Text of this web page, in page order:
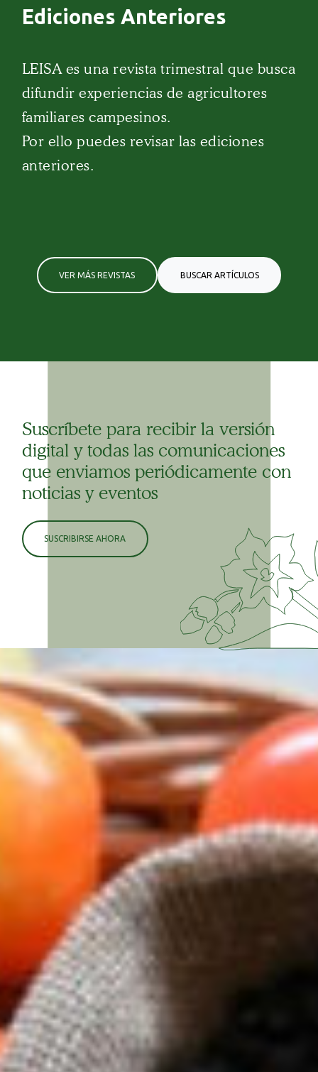
Ediciones Anteriores
LEISA es una revista trimestral que busca
difundir experiencias de agricultores
familiares campesinos.
Por ello puedes revisar las ediciones
anteriores.
VER MÁS REVISTAS BUSCAR ARTÍCULOS
Suscríbete para recibir la versión
digital y todas las comunicaciones
que enviamos periódicamente con
noticias y eventos
SUSCRIBIRSE AHORA